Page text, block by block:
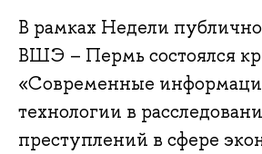
В рамках Недели
ВШЭ – Пермь состоялся
«Современные
технологии в
преступлений в сфере